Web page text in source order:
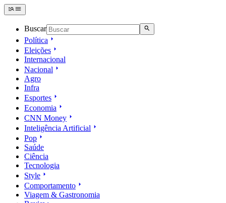
Buscar
Política
Eleições
Internacional
Nacional
Agro
Infra
Esportes
Economia
CNN Money
Inteligência Artificial
Pop
Saúde
Ciência
Tecnologia
Style
Comportamento
Viagem & Gastronomia